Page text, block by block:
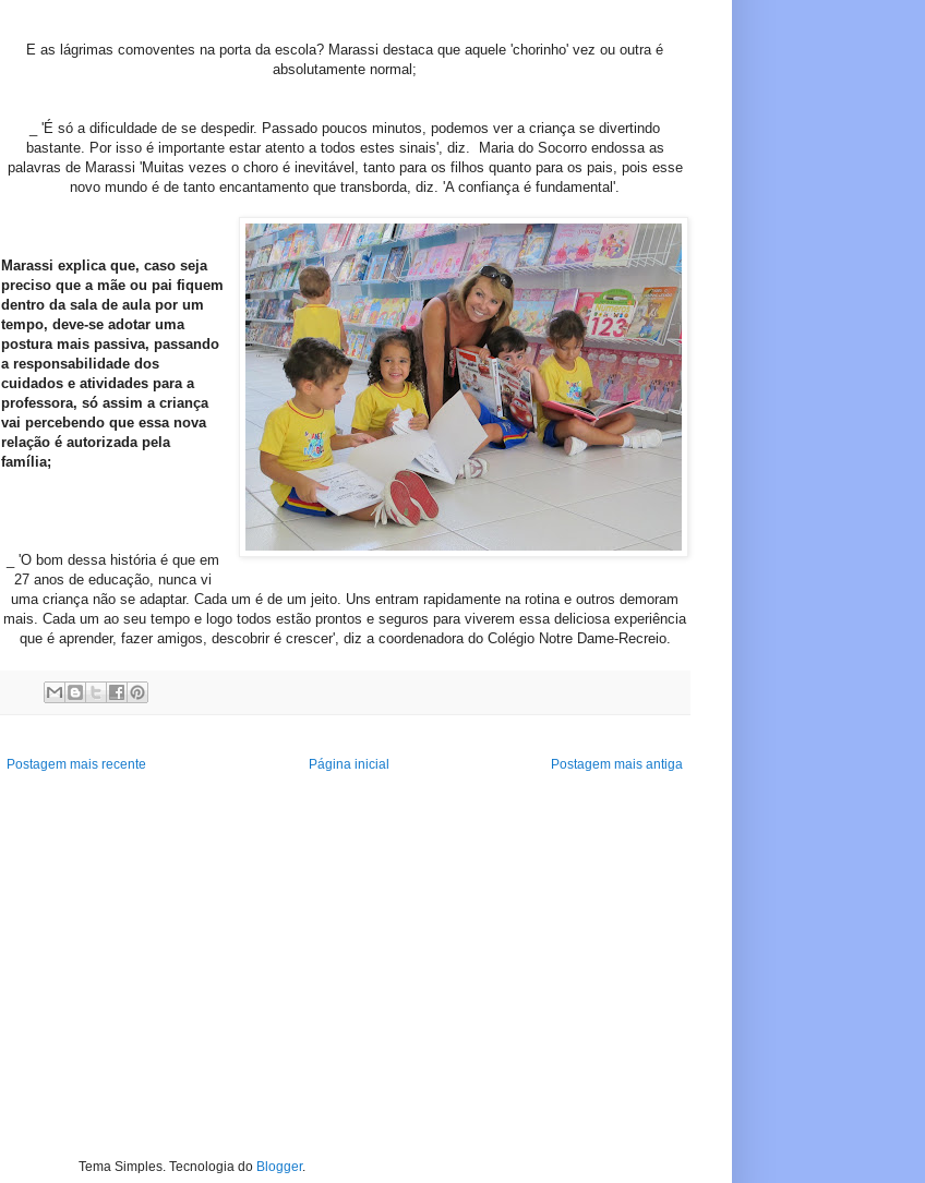
E as lágrimas comoventes na porta da escola? Marassi destaca que aquele 'chorinho' vez ou outra é
absolutamente normal;
_ 'É só a dificuldade de se despedir. Passado poucos minutos, podemos ver a criança se divertindo
bastante. Por isso é importante estar atento a todos estes sinais', diz. Maria do Socorro endossa as
palavras de Marassi 'Muitas vezes o choro é inevitável, tanto para os filhos quanto para os pais, pois esse
novo mundo é de tanto encantamento que transborda, diz. 'A confiança é fundamental'.
Marassi explica que, caso seja
preciso que a mãe ou pai fiquem
dentro da sala de aula por um
tempo, deve-se adotar uma
postura mais passiva, passando
a responsabilidade dos
cuidados e atividades para a
professora, só assim a criança
vai percebendo que essa nova
relação é autorizada pela
família;
_ 'O bom dessa história é que em
27 anos de educação, nunca vi
uma criança não se adaptar. Cada um é de um jeito. Uns entram rapidamente na rotina e outros demoram
mais. Cada um ao seu tempo e logo todos estão prontos e seguros para viverem essa deliciosa experiência
que é aprender, fazer amigos, descobrir é crescer', diz a coordenadora do Colégio Notre Dame-Recreio.
Postagem mais recente Postagem mais antiga
Página inicial
Tema Simples. Tecnologia do Blogger.